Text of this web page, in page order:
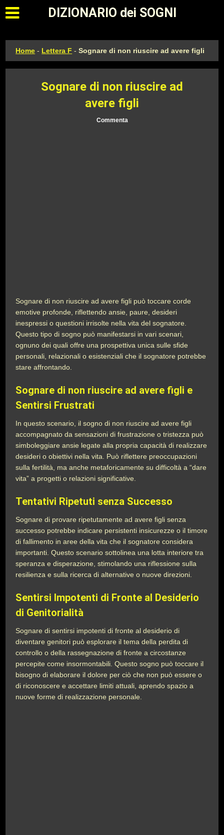
Apri il menu principale
DIZIONARIO dei SOGNI
Home - Lettera F -Sognare di non riuscire ad avere figli
Sognare di non riuscire ad
avere figli
Commenta
Sognare di non riuscire ad avere figli può toccare corde
emotive profonde, riflettendo ansie, paure, desideri
inespressi o questioni irrisolte nella vita del sognatore.
Questo tipo di sogno può manifestarsi in vari scenari,
ognuno dei quali offre una prospettiva unica sulle sfide
personali, relazionali o esistenziali che il sognatore potrebbe
stare affrontando.
Sognare di non riuscire ad avere figli e
Sentirsi Frustrati
In questo scenario, il sogno di non riuscire ad avere figli
accompagnato da sensazioni di frustrazione o tristezza può
simboleggiare ansie legate alla propria capacità di realizzare
desideri o obiettivi nella vita. Può riflettere preoccupazioni
sulla fertilità, ma anche metaforicamente su difficoltà a “dare
vita” a progetti o relazioni significative.
Tentativi Ripetuti senza Successo
Sognare di provare ripetutamente ad avere figli senza
successo potrebbe indicare persistenti insicurezze o il timore
di fallimento in aree della vita che il sognatore considera
importanti. Questo scenario sottolinea una lotta interiore tra
speranza e disperazione, stimolando una riflessione sulla
resilienza e sulla ricerca di alternative o nuove direzioni.
Sentirsi Impotenti di Fronte al Desiderio
di Genitorialità
Sognare di sentirsi impotenti di fronte al desiderio di
diventare genitori può esplorare il tema della perdita di
controllo o della rassegnazione di fronte a circostanze
percepite come insormontabili. Questo sogno può toccare il
bisogno di elaborare il dolore per ciò che non può essere o
di riconoscere e accettare limiti attuali, aprendo spazio a
nuove forme di realizzazione personale.